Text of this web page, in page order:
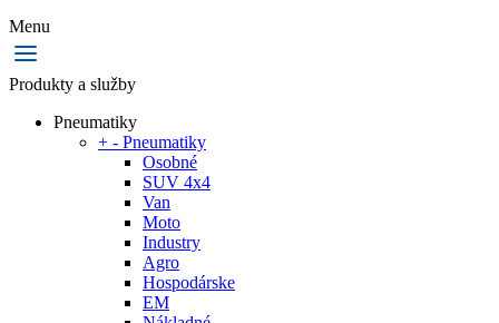
Menu
Produkty a služby
Pneumatiky
+ - Pneumatiky
Osobné
SUV 4x4
Van
Moto
Industry
Agro
Hospodárske
EM